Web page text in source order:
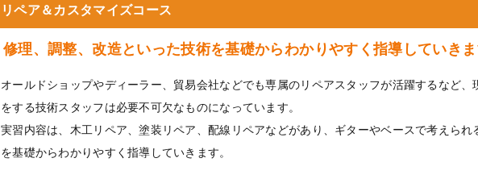
リペア＆カスタマイズコース
修理、調整、改造といった技術を基礎からわかりやすく指導していきま
オールドショップやディーラー、貿易会社などでも専属のリペアスタッフが活躍するなど
をする技術スタッフは必要不可欠なものになっています。
実習内容は、木工リペア、塗装リペア、配線リペアなどがあり、ギターやベースで考えら
を基礎からわかりやすく指導していきます。